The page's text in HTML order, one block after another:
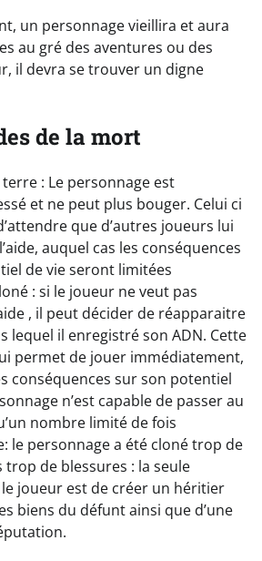
un personnage vieillira et aura
au gré des aventures ou des
il devra se trouver un digne
de la mort
: Le personnage est
et ne peut plus bouger. Celui ci
que d’autres joueurs lui
auquel cas les conséquences
de vie seront limitées
: si le joueur ne veut pas
, il peut décider de réapparaitre
lequel il enregistré son ADN. Cette
permet de jouer immédiatement,
conséquences sur son potentiel
n’est capable de passer au
nombre limité de fois
le personnage a été cloné trop de
trop de blessures : la seule
joueur est de créer un héritier
biens du défunt ainsi que d’une